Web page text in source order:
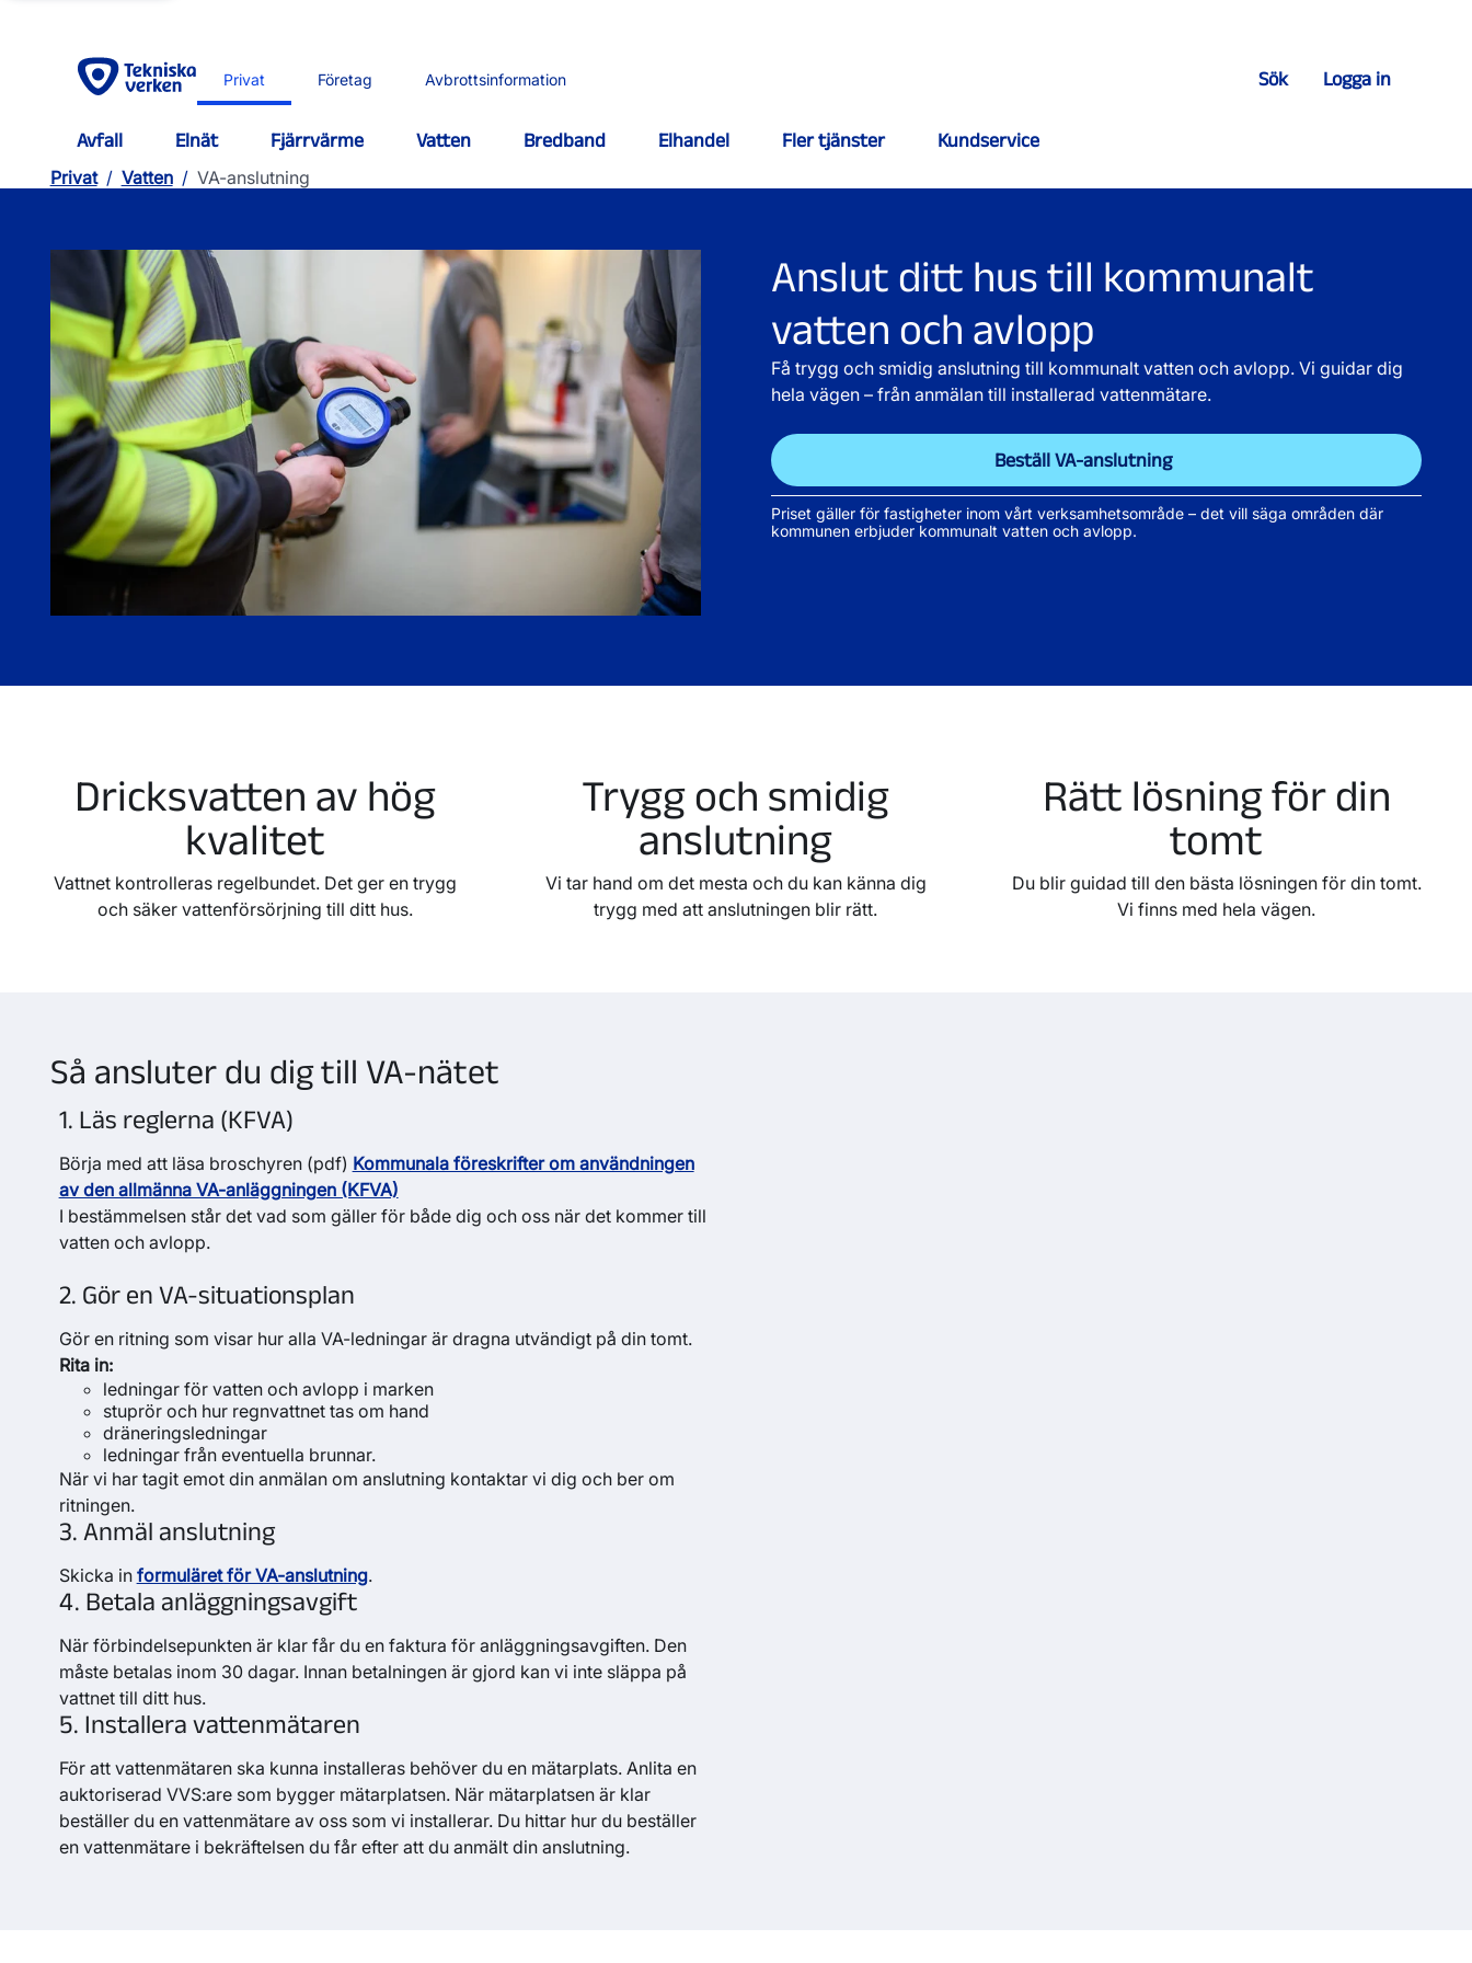
Privat Företag Avbrottsinformation Sök Logga in
Avfall Elnät Fjärrvärme Vatten Bredband Elhandel Fler tjänster
Kundservice
Privat / Vatten / VA-anslutning
Anslut ditt hus till kommunalt
vatten och avlopp
Få trygg och smidig anslutning till kommunalt vatten och avlopp. Vi guidar dig
hela vägen – från anmälan till installerad vattenmätare.
Beställ VA-anslutning
Priset gäller för fastigheter inom vårt verksamhetsområde – det vill säga områden där
kommunen erbjuder kommunalt vatten och avlopp.
Dricksvatten av hög
kvalitet
Vattnet kontrolleras regelbundet. Det ger en trygg
och säker vattenförsörjning till ditt hus.
Trygg och smidig
anslutning
Vi tar hand om det mesta och du kan känna dig
trygg med att anslutningen blir rätt.
Rätt lösning för din
tomt
Du blir guidad till den bästa lösningen för din tomt.
Vi finns med hela vägen.
Så ansluter du dig till VA-nätet
1. Läs reglerna (KFVA)
Börja med att läsa broschyren (pdf) Kommunala föreskrifter om användningen
av den allmänna VA-anläggningen (KFVA)
I bestämmelsen står det vad som gäller för både dig och oss när det kommer till
vatten och avlopp.
2. Gör en VA-situationsplan
Gör en ritning som visar hur alla VA-ledningar är dragna utvändigt på din tomt.
Rita in:
ledningar för vatten och avlopp i marken
stuprör och hur regnvattnet tas om hand
dräneringsledningar
ledningar från eventuella brunnar.
När vi har tagit emot din anmälan om anslutning kontaktar vi dig och ber om
ritningen.
3. Anmäl anslutning
Skicka in formuläret för VA-anslutning.
4. Betala anläggningsavgift
När förbindelsepunkten är klar får du en faktura för anläggningsavgiften. Den
måste betalas inom 30 dagar. Innan betalningen är gjord kan vi inte släppa på
vattnet till ditt hus.
5. Installera vattenmätaren
För att vattenmätaren ska kunna installeras behöver du en mätarplats. Anlita en
auktoriserad VVS:are som bygger mätarplatsen. När mätarplatsen är klar
beställer du en vattenmätare av oss som vi installerar. Du hittar hur du beställer
en vattenmätare i bekräftelsen du får efter att du anmält din anslutning.